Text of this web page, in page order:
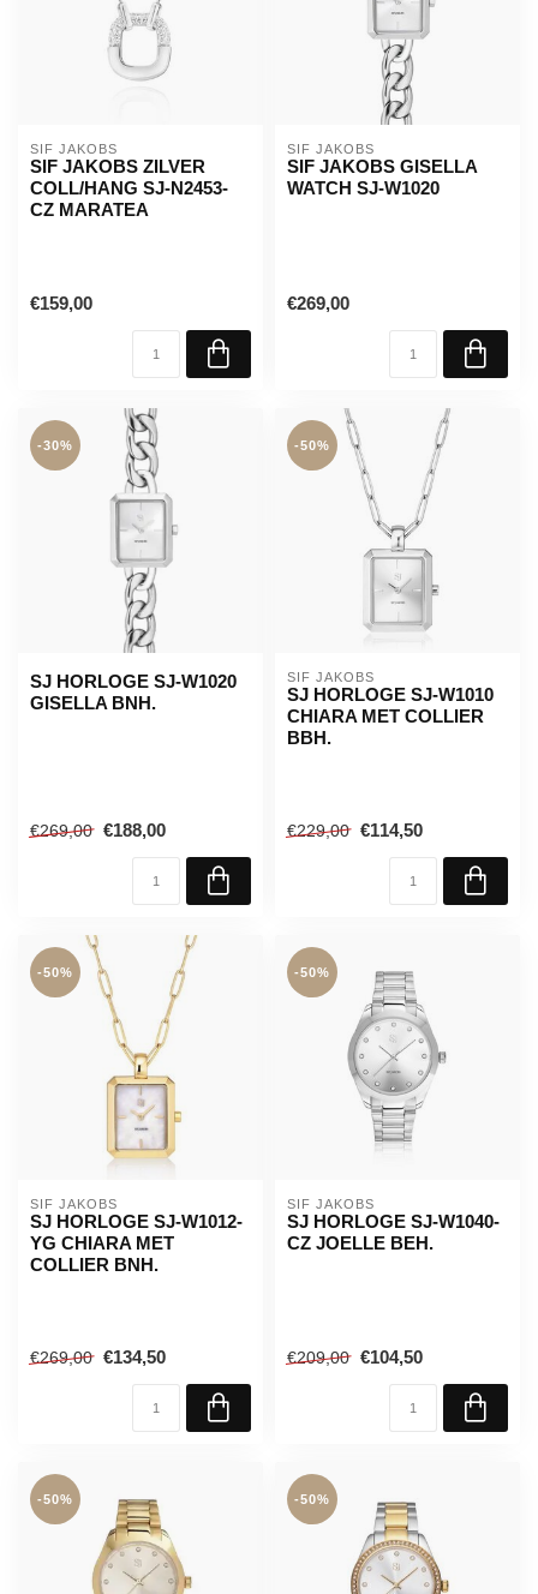
SIF JAKOBS
SIF JAKOBS ZILVER
COLL/HANG SJ-N2453-
CZ MARATEA
€159,00
SIF JAKOBS
SIF JAKOBS GISELLA
WATCH SJ-W1020
€269,00
-30%
SJ HORLOGE SJ-W1020
GISELLA BNH.
€269,00 €188,00
-50%
SIF JAKOBS
SJ HORLOGE SJ-W1010
CHIARA MET COLLIER
BBH.
€229,00 €114,50
-50%
SIF JAKOBS
SJ HORLOGE SJ-W1012-
YG CHIARA MET
COLLIER BNH.
€269,00 €134,50
-50%
SIF JAKOBS
SJ HORLOGE SJ-W1040-
CZ JOELLE BEH.
€209,00 €104,50
-50% -50%